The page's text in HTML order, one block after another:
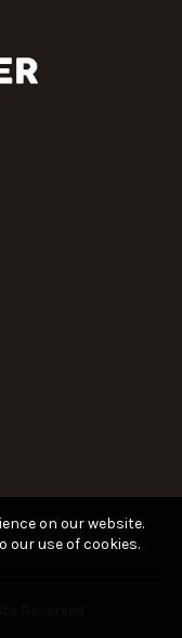
Reserved
on our website.
our use of cookies.